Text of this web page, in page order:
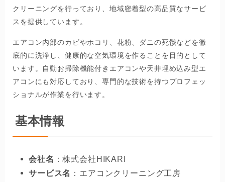
クリーニングを行っており、地域密着型の高品質なサービ
スを提供しています。
エアコン内部のカビやホコリ、花粉、ダニの死骸などを徹
底的に洗浄し、健康的な空気環境を作ることを目的として
います。自動お掃除機能付きエアコンや天井埋め込み型エ
アコンにも対応しており、専門的な技術を持つプロフェッ
ショナルが作業を行います。
基本情報
会社名 ：株式会社HIKARI
サービス名 ：エアコンクリーニング工房